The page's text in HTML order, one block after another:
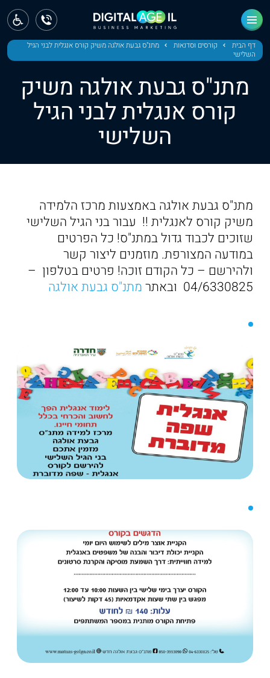
דף הבית קורסים וסדנאות
מתנ"ס גבעת אולגה משיק קורס אנגלית לבני הגיל
השלישי
מתנ"ס גבעת אולגה משיק
קורס אנגלית לבני הגיל
השלישי
מתנ"ס גבעת אולגה באמצעות מרכז הלמידה
משיק קורס לאנגלית !! עבור בני הגיל השלישי
שזוכים לכבוד גדול במתנ"ס! כל הפרטים
במודעה המצורפת. מוזמנים ליצור קשר
ולהירשם – כל הקודם זוכה! פרטים בטלפון –
04/6330825 ובאתר
מתנ"ס גבעת אולגה
ראשי
חדשות
מחוז חיפה
מחוז מרכז
תל אביב